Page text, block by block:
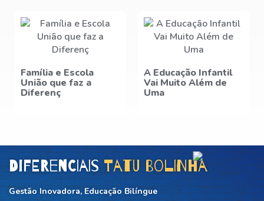
A Educação Infantil
Vai Muito Além de
Uma
Entenda os
benefícios da escola
DiferenciaisTatu Bolinha
Gestão Inovadora, Educação Bilíngue